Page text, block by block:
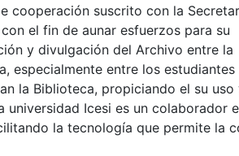
cooperación suscrito con la
el fin de aunar esfuerzos para su
y divulgación del Archivo entre la
especialmente entre los estudiantes
la Biblioteca, propiciando el su uso
universidad Icesi es un colaborador
la tecnología que permite la